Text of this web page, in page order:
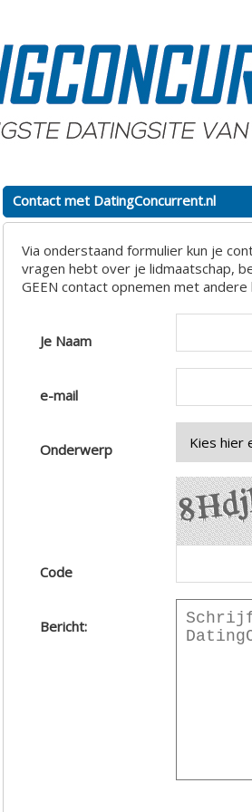
Contact met DatingConcurrent.nl
Via onderstaand formulier kun je
vragen hebt over je lidmaatschap,
GEEN contact opnemen met andere
Je Naam
e-mail
Onderwerp
Code
Bericht: